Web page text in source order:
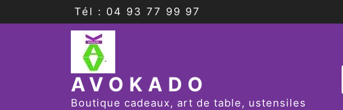
Tél : 04 93 77 99 97
AVOKADO
Boutique cadeaux, art de table, ustensiles